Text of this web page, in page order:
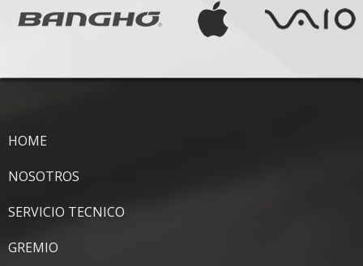
HOME
NOSOTROS
SERVICIO TECNICO
GREMIO